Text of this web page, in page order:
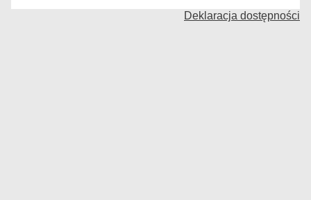
Deklaracja dostępności